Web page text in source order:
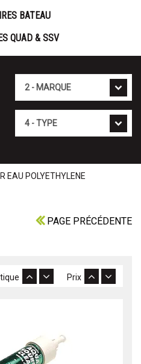
BATEAU
QUAD & SSV
EAU POLYETHYLENE
PAGE PRÉCÉDENTE
Prix